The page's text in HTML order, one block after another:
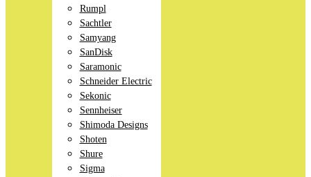
Rumpl
Sachtler
Samyang
SanDisk
Saramonic
Schneider Electric
Sekonic
Sennheiser
Shimoda Designs
Shoten
Shure
Sigma